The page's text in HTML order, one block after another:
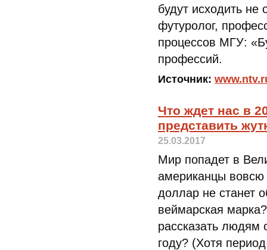
будут исходить не
футуролог,
процессов МГУ:
профессий.
Источник:
Что ждет нас в
представить
25.03.2017
Мир попадет в
американцы вовсю
доллар не станет
веймарская
рассказать людям
году? (Хотя